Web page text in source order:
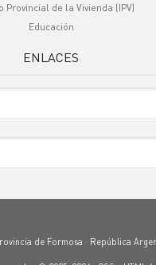
Provincial de la Vivienda (IPV)
Educación
ENLACES
de Formosa · República